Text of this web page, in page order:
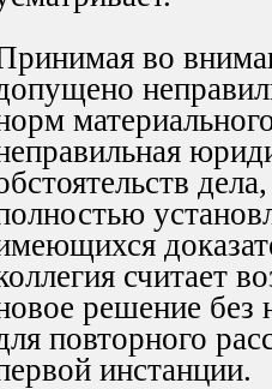
во
считает
решение без
повторного
инстанции.